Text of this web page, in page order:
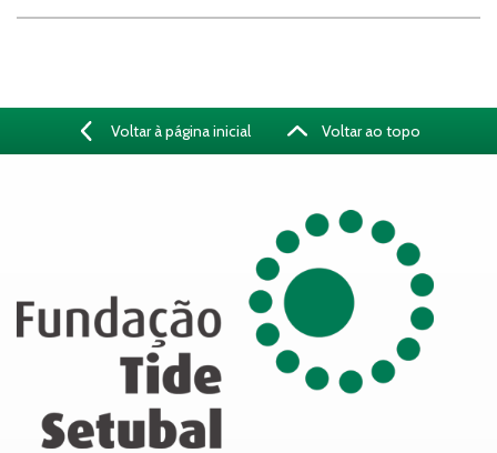
Voltar à página inicial Voltar ao topo